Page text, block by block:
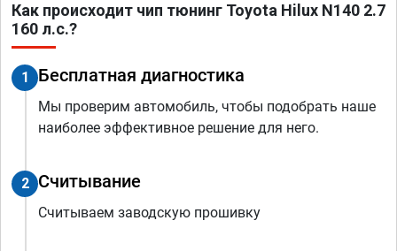
Как происходит чип тюнинг Toyota Hilux N140 2.7
160 л.с.?
1 Бесплатная диагностика
Мы проверим автомобиль, чтобы подобрать наше
наиболее эффективное решение для него.
2 Считывание
Считываем заводскую прошивку